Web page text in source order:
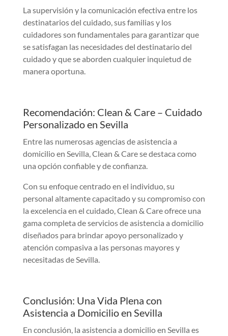
La supervisión y la comunicación efectiva entre los
destinatarios del cuidado, sus familias y los
cuidadores son fundamentales para garantizar que
se satisfagan las necesidades del destinatario del
cuidado y que se aborden cualquier inquietud de
manera oportuna.
Recomendación: Clean & Care – Cuidado
Personalizado en Sevilla
Entre las numerosas agencias de asistencia a
domicilio en Sevilla, Clean & Care se destaca como
una opción confiable y de confianza.
Con su enfoque centrado en el individuo, su
personal altamente capacitado y su compromiso con
la excelencia en el cuidado, Clean & Care ofrece una
gama completa de servicios de asistencia a domicilio
diseñados para brindar apoyo personalizado y
atención compasiva a las personas mayores y
necesitadas de Sevilla.
Conclusión: Una Vida Plena con
Asistencia a Domicilio en Sevilla
En conclusión, la asistencia a domicilio en Sevilla es